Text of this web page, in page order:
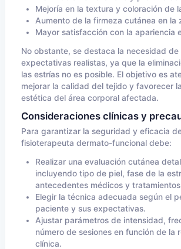
Mejoría en la textura y coloración de
Aumento de la firmeza cutánea en la
Mayor satisfacción con la apariencia
No obstante, se destaca la necesidad
expectativas realistas, ya que la
las estrías no es posible. El objetivo es
mejorar la calidad del tejido y favorecer
estética del área corporal afectada.
Consideraciones clínicas y
Para garantizar la seguridad y eficacia
fisioterapeuta dermato-funcional debe:
Realizar una evaluación cutánea
incluyendo tipo de piel, fase de la
antecedentes médicos y
Elegir la técnica adecuada según el
paciente y sus expectativas.
Ajustar parámetros de intensidad,
número de sesiones en función de la
clínica.